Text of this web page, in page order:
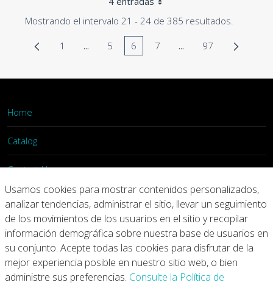
Mostrando el intervalo 21 - 24 de 385 resultados.
Página
1 ...Páginas intermedias Use TAB para
Página
5 Página
6 Página
7 ...Páginas intermedias
Página
97
Home
Catalog
Contact Us
Login
Home Catalog Contact Us
Copyright © 2026 Arconic
Usamos cookies para mostrar contenidos personalizados,
analizar tendencias, administrar el sitio, llevar un seguimiento
de los movimientos de los usuarios en el sitio y recopilar
información demográfica sobre nuestra base de usuarios en
su conjunto. Acepte todas las cookies para disfrutar de la
mejor experiencia posible en nuestro sitio web, o bien
administre sus preferencias. Consulte la Política de